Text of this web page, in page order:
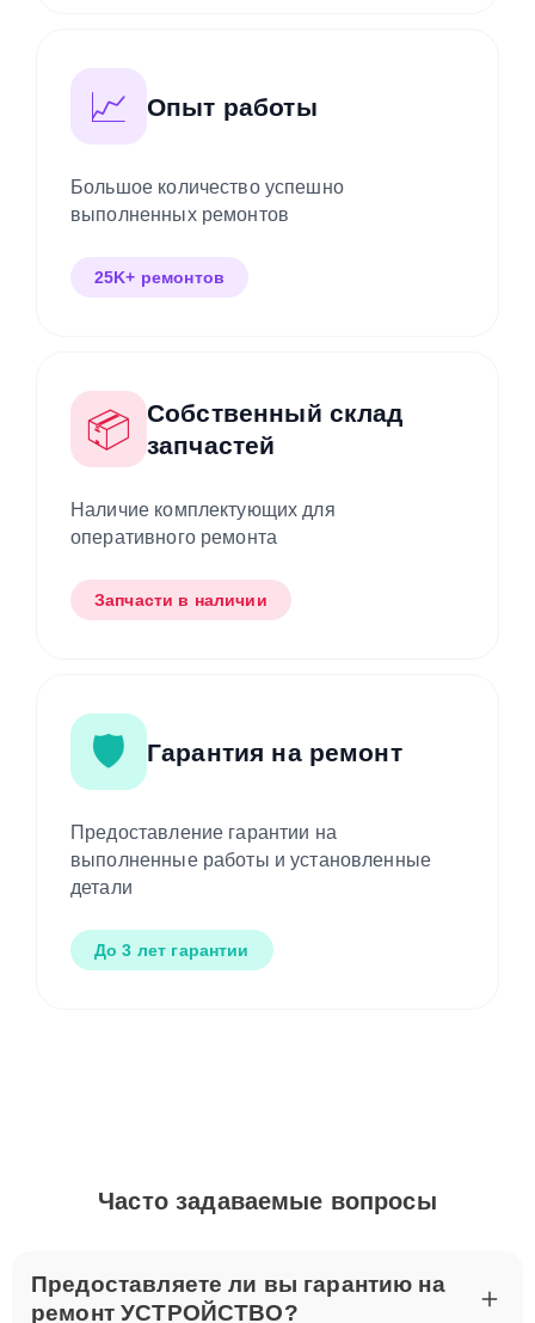
📈 Опыт работы
Большое количество успешно
выполненных ремонтов
25K+ ремонтов
📦
Собственный склад
запчастей
Наличие комплектующих для
оперативного ремонта
Запчасти в наличии
🛡️ Гарантия на ремонт
Предоставление гарантии на
выполненные работы и установленные
детали
До 3 лет гарантии
Часто задаваемые вопросы
Предоставляете ли вы гарантию на
ремонт УСТРОЙСТВО?